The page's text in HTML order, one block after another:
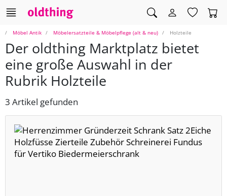
Möbel Antik Möbelersatzteile & Möbelpflege (alt & neu) Holzteile
Der oldthing Marktplatz bietet
eine große Auswahl in der
Rubrik Holzteile
3 Artikel gefunden